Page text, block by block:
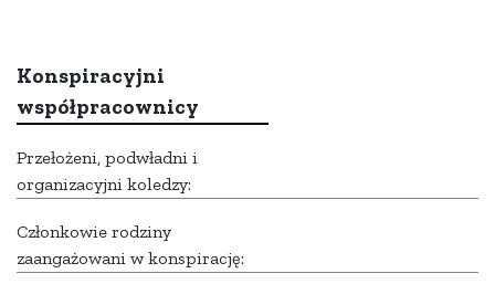
Konspiracyjni
współpracownicy
Przełożeni, podwładni i
organizacyjni koledzy:
Członkowie rodziny
zaangażowani w konspirację: